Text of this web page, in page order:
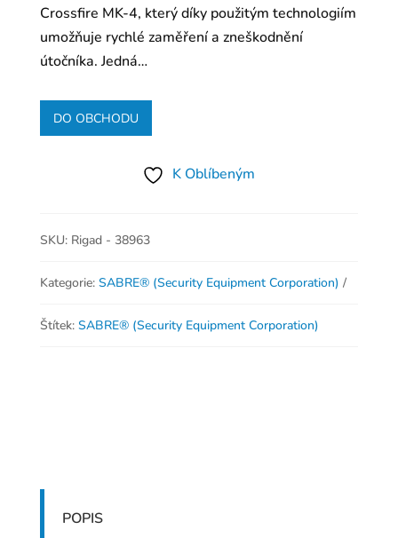
Crossfire MK-4, který díky použitým technologiím
umožňuje rychlé zaměření a zneškodnění
útočníka. Jedná…
DO OBCHODU
K Oblíbeným
SKU: Rigad - 38963
Kategorie: SABRE® (Security Equipment Corporation)
Štítek: SABRE® (Security Equipment Corporation)
POPIS